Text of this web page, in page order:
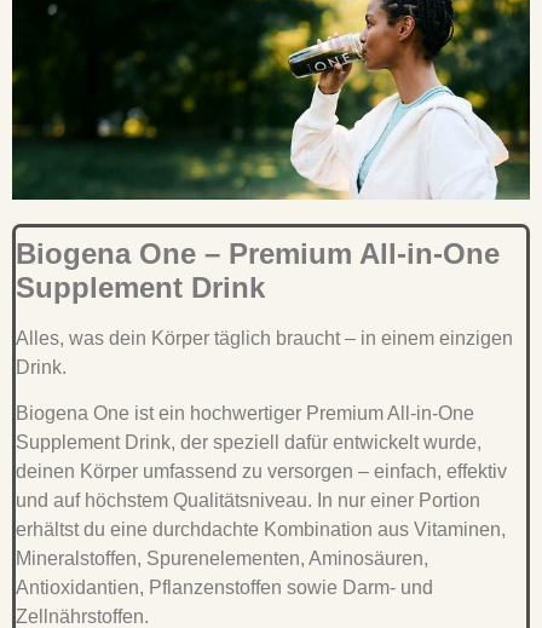
Biogena One – Premium All-in-One
Supplement Drink
Alles, was dein Körper täglich braucht – in einem einzigen
Drink.
Biogena One ist ein hochwertiger Premium All-in-One
Supplement Drink, der speziell dafür entwickelt wurde,
deinen Körper umfassend zu versorgen – einfach, effektiv
und auf höchstem Qualitätsniveau. In nur einer Portion
erhältst du eine durchdachte Kombination aus Vitaminen,
Mineralstoffen, Spurenelementen, Aminosäuren,
Antioxidantien, Pflanzenstoffen sowie Darm- und
Zellnährstoffen.